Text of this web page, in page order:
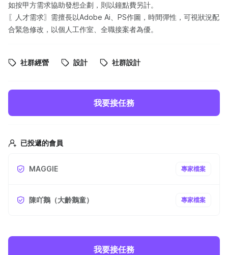
如按甲方需求協助發想企劃，則以鐘點費另計。
〖人才需求〗需擅長以Adobe Ai、PS作圖，時間彈性，可視狀況配
合緊急修改，以個人工作室、全職接案者為優。
社群經營 設計 社群設計
我要接任務
已投遞的會員
MAGGIE 專家檔案
陳吖鵝（大齡鵝童） 專家檔案
我要接任務